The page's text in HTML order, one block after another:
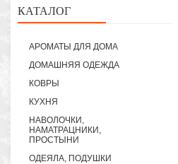
КАТАЛОГ
АРОМАТЫ ДЛЯ ДОМА
ДОМАШНЯЯ ОДЕЖДА
КОВРЫ
КУХНЯ
НАВОЛОЧКИ,
НАМАТРАЦНИКИ,
ПРОСТЫНИ
ОДЕЯЛА, ПОДУШКИ